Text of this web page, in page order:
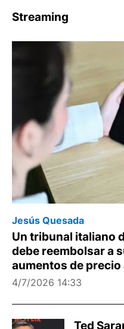
Streaming
Jesús Quesada
Un tribunal italiano
debe reembolsar a
aumentos de
4/7/2026 14:33
Ted